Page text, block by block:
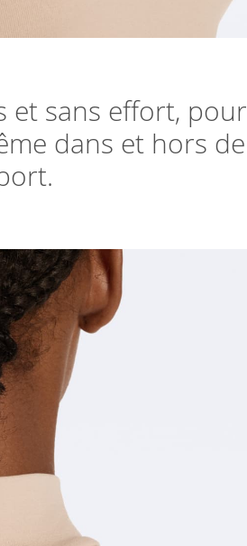
et sans effort, pour
dans et hors de